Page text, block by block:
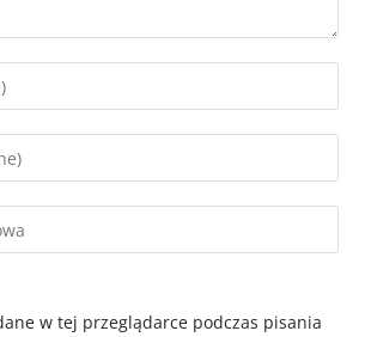
w tej przeglądarce podczas pisania